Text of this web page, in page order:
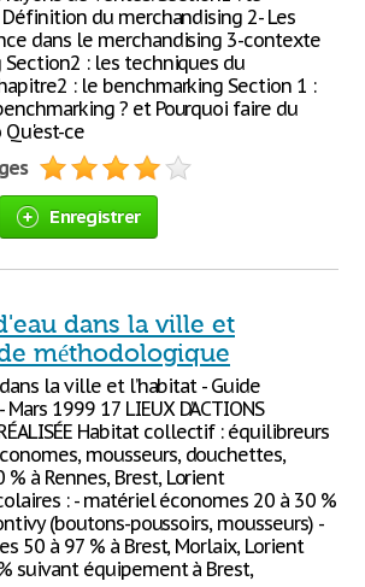
du merchandising 2- Les
dans le merchandising 3-contexte
Section2 : les techniques du
: le benchmarking Section 1 :
? et Pourquoi faire du
ce
Enregistrer
dans la ville et
méthodologique
la ville et l’habitat - Guide
1999 17 LIEUX D’ACTIONS
Habitat collectif : équilibreurs
mousseurs, douchettes,
à Rennes, Brest, Lorient
: - matériel économes 20 à 30 %
(boutons-poussoirs, mousseurs) -
50 à 97 % à Brest, Morlaix, Lorient
suivant équipement à Brest,